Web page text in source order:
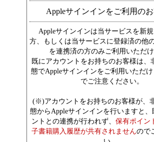
Appleサインインをご利用の
Appleサインインは当サービスを新
方、もしくは当サービスに登録済の他
を連携済の方のみご利用いただけ
既にアカウントをお持ちのお客様は、
態でAppleサインインをご利用いただ
でご注意ください。
(※)アカウントをお持ちのお客様が、
態からAppleサインインを行いますと、
ントとの連携が行われず、 保有ポイン
子書籍購入履歴が共有されませんので